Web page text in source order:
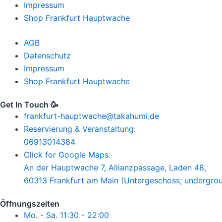
Impressum
Shop Frankfurt Hauptwache
AGB
Datenschutz
Impressum
Shop Frankfurt Hauptwache
Get In Touch 🥳
frankfurt-hauptwache@takahumi.de
Reservierung & Veranstaltung:
06913014384
Click for Google Maps:
An der Hauptwache 7, Allianzpassage, Laden 48,
60313 Frankfurt am Main (Untergeschoss;
Öffnungszeiten
Mo. - Sa. 11:30 - 22:00